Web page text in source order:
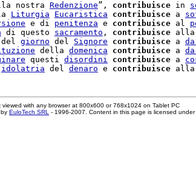
nostra Redenzione”, contribuisce in
Liturgia Eucaristica contribuisce a
e di penitenza e contribuisce al
di questo sacramento , contribuisce alla
del giorno del Signore contribuisce a
della domenica contribuisce a
questi disordini contribuisce a
idolatria del denaro e contribuisce alla
viewed with any browser at 800x600 or 768x1024 on Tablet PC
EuloTech SRL - 1996-2007. Content in this page is licensed under